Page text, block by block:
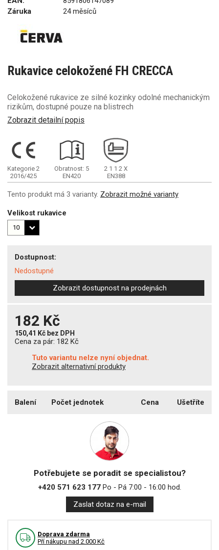
Záruka
24 měsíců
Rukavice celokožené FH CRECCA
Celokožené rukavice ze silné kozinky odolné mechanickým
rizikům, dostupné pouze na blistrech
Zobrazit detailní popis
Kategorie 2
2016/425
Obratnost: 5
EN420
2 1 1 2 X
EN388
Tento produkt má 3 varianty. Zobrazit možné varianty
Velikost rukavice
Dostupnost:
Nedostupné
Zobrazit dostupnost na prodejnách
182 Kč
150,41 Kč bez DPH
Cena za pár: 182 Kč
Tuto variantu nelze nyní objednat.
Zobrazit alternativní produkty
Balení Počet jednotek Cena Ušetříte
Potřebujete se poradit se specialistou?
+420 571 623 177Po - Pá 7:00 - 16:00 hod.
Zaslat dotaz na e-mail
Doprava zdarma
Pří nákupu nad 2.000 Kč